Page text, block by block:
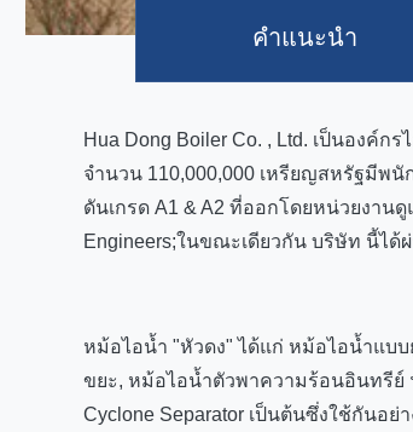
คําแนะนํา
Hua Dong Boiler Co. , Ltd. เป็นองค์
จำนวน 110,000,000 เหรียญสหรัฐมีพ
ดันเกรด A1 & A2 ที่ออกโดยหน่วยงาน
Engineers;ในขณะเดียวกัน บริษัท นี้ได้
หม้อไอน้ำ "หัวดง" ได้แก่ หม้อไอน้ำแบ
ขยะ, หม้อไอน้ำตัวพาความร้อนอินทรีย์ ฯ
Cyclone Separator เป็นต้นซึ่งใช้กันอ